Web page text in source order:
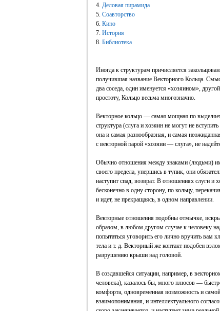
4. Деловая пирамида
5. Соавторство
6. Кино
7. История
8. Библиотека
Иногда к структурам причисляется
получившая название Векторного Кольца.
два соседа, один именуется «хозяином»,
простоту, Кольцо весьма многозначно.
Векторное кольцо — самая мощная по
структура (слуга и хозяин не могут не
она и самая разнообразная, и самая
с векторной парой «хозяин — слуга», не
Обычно отношения между знаками (людьми)
своего предела, упершись в тупик, они
наступит спад, возврат. В отношениях слуги и
бесконечно в одну сторону, по кольцу,
и идет, не прекращаясь, в одном направлении.
Векторные отношения подобны отмычке,
образом, в любом другом случае к человеку
попытаться уговорить его лично вручить вам
тела и т. д. Векторный же контакт подобен
разрушению крыши над головой.
В создавшейся ситуации, например, в
человека), казалось бы, много плюсов —
комфорта, одновременная возможность и
взаимопонимания, и интеллектуального